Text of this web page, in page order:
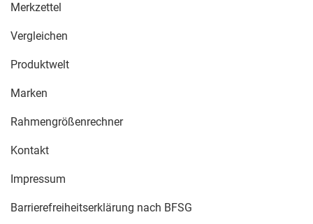
Merkzettel
Vergleichen
Produktwelt
Marken
Rahmengrößenrechner
Kontakt
Impressum
Barrierefreiheitserklärung nach BFSG